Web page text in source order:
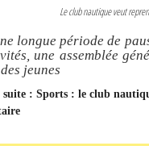
Le club nautique veut
longue période de
une assemblée
jeunes
: Sports : le club